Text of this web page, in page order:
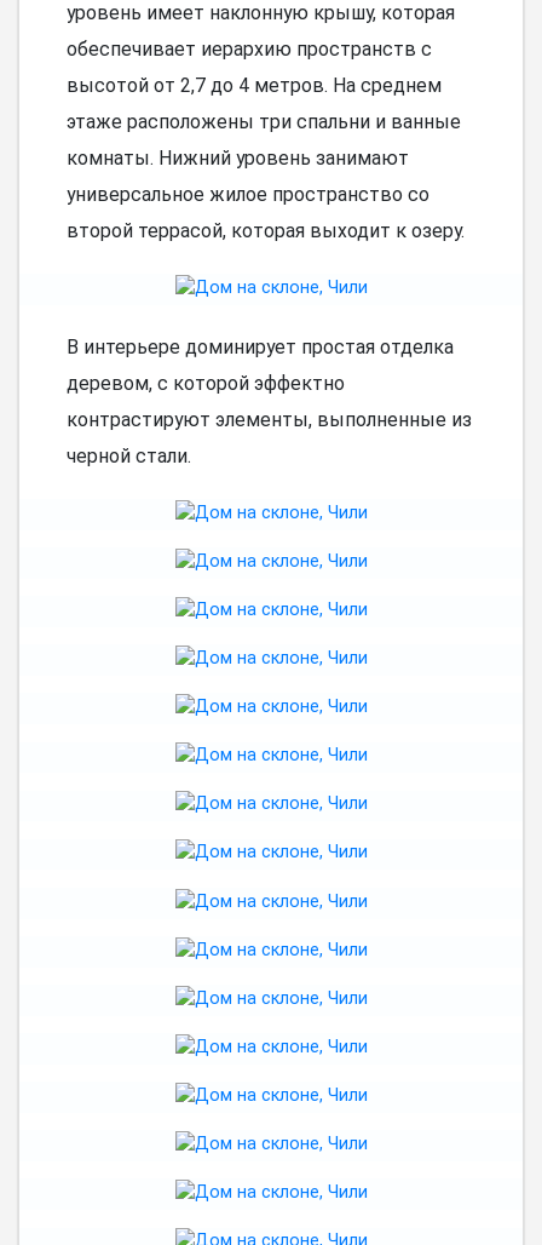
уровень имеет наклонную крышу, которая
обеспечивает иерархию пространств с
высотой от 2,7 до 4 метров. На среднем
этаже расположены три спальни и ванные
комнаты. Нижний уровень занимают
универсальное жилое пространство со
второй террасой, которая выходит к озеру.
В интерьере доминирует простая отделка
деревом, с которой эффектно
контрастируют элементы, выполненные из
черной стали.